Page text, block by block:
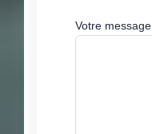
Votre message